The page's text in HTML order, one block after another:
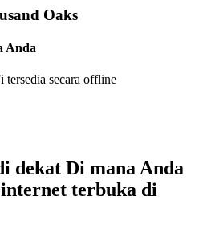
Oaks
Anda
secara offline
dekat Di mana Anda
terbuka di